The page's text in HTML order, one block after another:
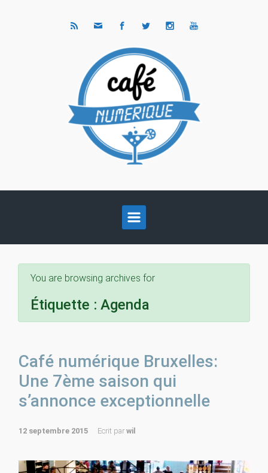
You are browsing archives for
Étiquette : Agenda
Café numérique Bruxelles:
Une 7ème saison qui
s’annonce exceptionnelle
12 septembre 2015 Ecrit par wil